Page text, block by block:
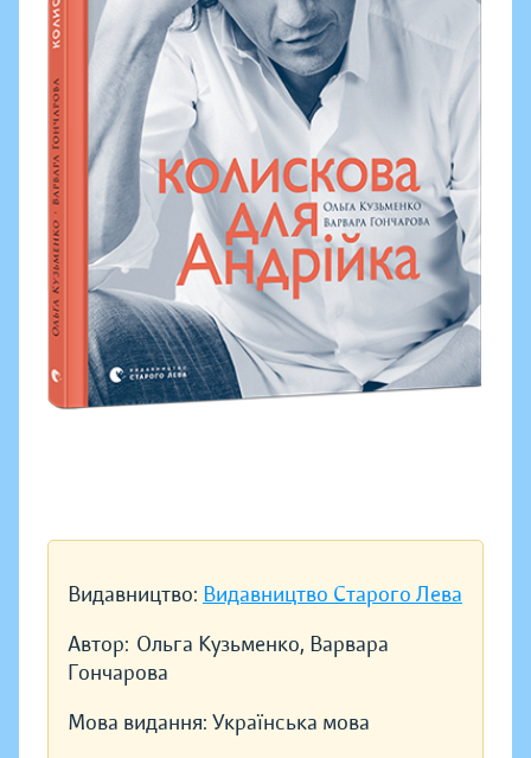
Видавництво: Видавництво Старого Лева
Автор: Ольга Кузьменко, Варвара
Гончарова
Мова видання: Українська мова